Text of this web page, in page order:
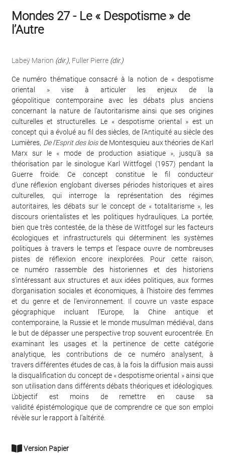
Mondes 27 - Le « Despotisme » de
l’Autre
Labeÿ Marion (dir.), Fuller Pierre (dir.)
Ce numéro thématique consacré à la notion de « despotisme
oriental » vise à articuler les enjeux de la
géopolitique contemporaine avec les débats plus anciens
concernant la nature de l’autoritarisme ainsi que ses origines
culturelles et structurelles. Le « despotisme oriental » est un
concept qui a évolué au fil des siècles, de l’Antiquité au siècle des
Lumières, De l’Esprit des loisde Montesquieu aux théories de Karl
Marx sur le « mode de production asiatique », jusqu’à sa
théorisation par le sinologue Karl Wittfogel (1957) pendant la
Guerre froide. Ce concept constitue le fil conducteur
d’une réflexion englobant diverses périodes historiques et aires
culturelles, qui interroge la représentation des régimes
autoritaires, les débats sur le concept de « totalitarisme », les
discours orientalistes et les politiques hydrauliques. La portée,
bien que très contestée, de la thèse de Wittfogel sur les facteurs
écologiques et infrastructurels qui déterminent les systèmes
politiques à travers le temps et l’espace ouvre de nombreuses
pistes de réflexion encore inexplorées. Pour cette raison,
ce numéro rassemble des historiennes et des historiens
s’intéressant aux structures et aux idées politiques, aux formes
d’organisation sociales et économiques, à l’histoire des femmes
et du genre et de l’environnement. Il couvre un vaste espace
géographique incluant l’Europe, la Chine antique et
contemporaine, la Russie et le monde musulman médiéval, dans
le but de dépasser une perspective trop souvent eurocentrée. En
examinant les usages et la pertinence de cette catégorie
analytique, les contributions de ce numéro analysent, à
travers différentes études de cas, à la fois la diffusion mais aussi
la disqualification du concept de « despotisme oriental » ainsi que
son utilisation dans différents débats théoriques et idéologiques.
L’objectif est moins de remettre en cause sa
validité épistémologique que de comprendre ce que son emploi
révèle sur le rapport à l’altérité.
Version Papier